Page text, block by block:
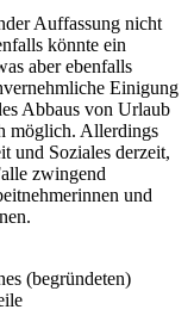
Auffassung nicht
könnte ein
aber ebenfalls
Einigung
Abbaus von Urlaub
möglich. Allerdings
und Soziales derzeit,
zwingend
und
(begründeten)